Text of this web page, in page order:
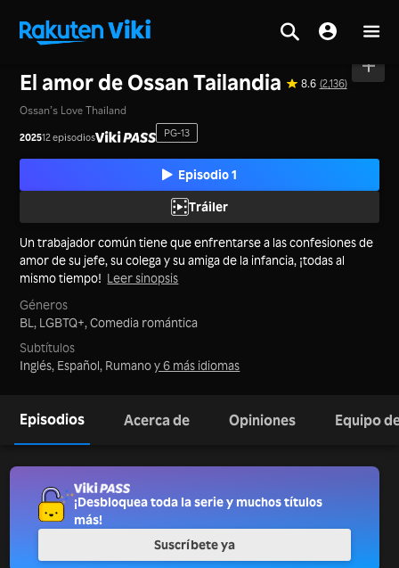
El amor de Ossan Tailandia 8.6 (2,136)
Ossan’s Love Thailand
202512 episodios PG-13
Episodio 1
Tráiler
Un trabajador común tiene que enfrentarse a las confesiones de
amor de su jefe, su colega y su amiga de la infancia, ¡todas al
mismo tiempo! Leer sinopsis
Géneros
BL, LGBTQ+,Comedia romántica
Subtítulos
Inglés, Español, Rumanoy 6 más idiomas
Episodios Acerca de Opiniones Equipo
¡Desbloquea toda la serie y muchos títulos
más!
Suscríbete ya